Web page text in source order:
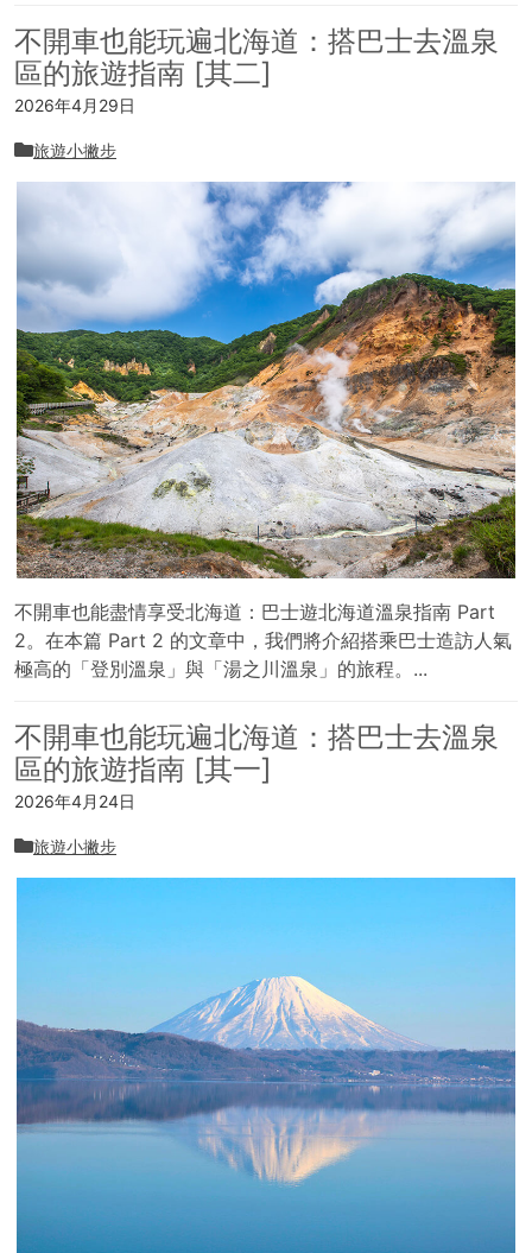
不開車也能玩遍北海道：搭巴士去溫泉
區的旅遊指南 [其二]
2026年4月29日
旅遊小撇步
不開車也能盡情享受北海道：巴士遊北海道溫泉指南 Part
2。在本篇 Part 2 的文章中，我們將介紹搭乘巴士造訪人氣
極高的「登別溫泉」與「湯之川溫泉」的旅程。...
不開車也能玩遍北海道：搭巴士去溫泉
區的旅遊指南 [其一]
2026年4月24日
旅遊小撇步